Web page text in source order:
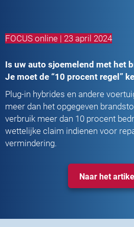
FOCUS online | 23 april 2024
Is uw auto sjoemelend met het
Je moet de “10 procent regel”
Plug-in hybrides en andere
meer dan het opgegeven
verbruik meer dan 10 procent
wettelijke claim indienen voor
vermindering.
Naar het